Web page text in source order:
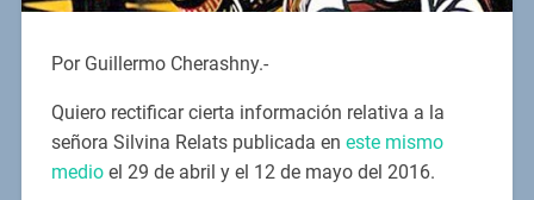
Por Guillermo Cherashny.-
Quiero rectificar cierta información relativa a la
señora Silvina Relats publicada en este mismo
medioel 29 de abril y el 12 de mayo del 2016.